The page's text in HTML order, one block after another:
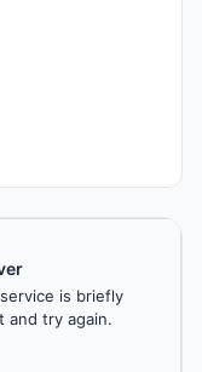
is briefly
and try again.